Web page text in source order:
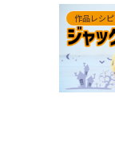
作品レシピ